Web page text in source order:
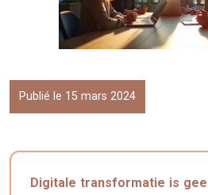
Publié le 15 mars 2024
Digitale transformatie is